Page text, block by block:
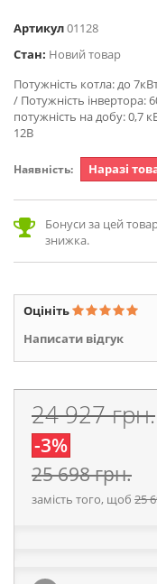
Артикул01128
Стан: Новий товар
Потужність котла: до
/ Потужність інвертора:
потужність на добу: 0,7
12В
Наявність: Наразі
Бонуси за цей
знижка.
Оцініть
Написати відгук
24 927 грн.
-3%
25 698 грн.
замість того, щоб 25